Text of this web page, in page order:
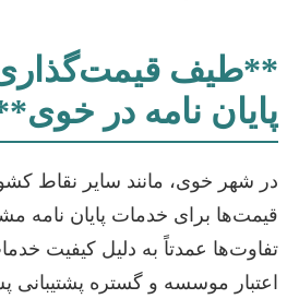
**طیف
پایان نامه در
در شهر خوی، مانند سایر نقاط
قیمت‌ها برای خدمات پایان نامه
تفاوت‌ها عمدتاً به دلیل کیفیت
اعتبار موسسه و گستره